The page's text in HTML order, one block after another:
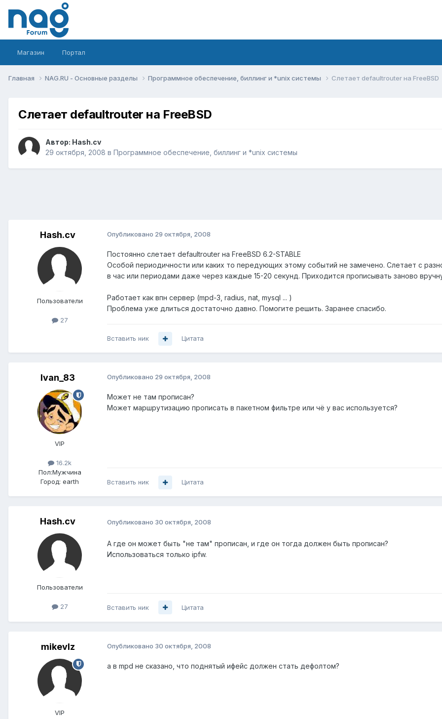
Магазин Портал
Главная NAG.RU - Основные разделы Программное обеспечение, биллинг и *unix системы Слетает defaultrouter на FreeBSD
Слетает defaultrouter на FreeBSD
Автор: Hash.cv
29 октября, 2008 в Программное обеспечение, биллинг и *unix системы
Hash.cv
Пользователи
27
Опубликовано 29 октября, 2008
Постоянно слетает defaultrouter на FreeBSD 6.2-STABLE
Особой периодичности или каких то передующих этому событий не замечено. Слетает с
в час или периодами даже через каждые 15-20 секунд. Приходится прописывать заново
Работает как впн сервер (mpd-3, radius, nat, mysql ... )
Проблема уже длиться достаточно давно. Помогите решить. Заранее спасибо.
Вставить ник Цитата
Ivan_83
VIP
16.2k
Пол:Мужчина
Город: earth
Опубликовано 29 октября, 2008
Может не там прописан?
Может маршрутизацию прописать в пакетном фильтре или чё у вас используется?
Вставить ник Цитата
Hash.cv
Пользователи
27
Опубликовано 30 октября, 2008
А где он может быть "не там" прописан, и где он тогда должен быть прописан?
Использоваться только ipfw.
Вставить ник Цитата
mikevlz
VIP
Опубликовано 30 октября, 2008
а в mpd не сказано, что поднятый ифейс должен стать дефолтом?